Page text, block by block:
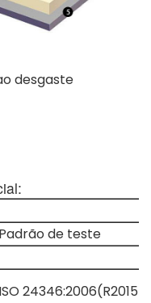
desgaste
Padrão de teste
ISO 24346:2006(R2015)